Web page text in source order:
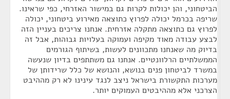
הביטחוני, והן יכולות לקרות גם במישור האזרחי, כפי שראינו.
שריפה בכרמל יכולה לפרוץ כתוצאה מאירוע ביטחוני, יכולה
לפרוץ גם כתוצאה מתקלה אזרחית. אנחנו צריכים בעניין הזה
לבצע עבודה מאוד מקיפה ועמוקה בעלויות גבוהות, אבל זה
בדיוק מה שאנחנו מתכוונים לעשות, בשיתוף הגורמים
הממשלתיים הרלוונטיים. אנחנו גם משתתפים בדיון שנעשה
במשרד לביטחון פנים בנושא, והנושא של כלל שרידותן של
מערכות התקשורת בישראל ניצב לנגד עינינו לא רק מההיבט
הצרכני אלא מההיבטים העמוקים יותר.